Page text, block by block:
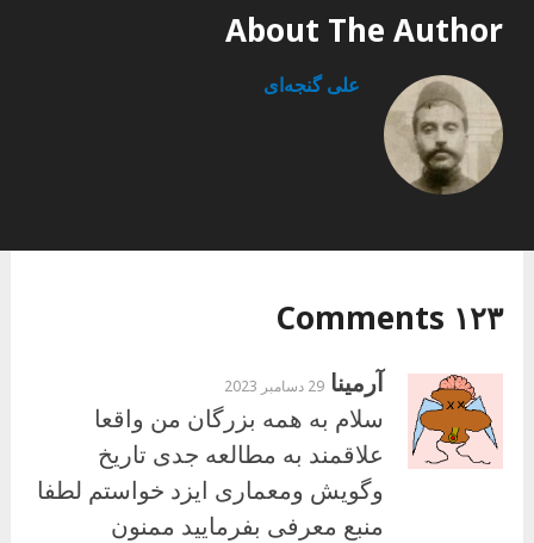
About The Author
علی گنجه‌ای
۱۲۳ Comments
آرمینا 29 دسامبر 2023
سلام به همه بزرگان من واقعا
علاقمند به مطالعه جدی تاریخ
وگویش ومعماری ایزد خواستم لطفا
منبع معرفی بفرمایید ممنون